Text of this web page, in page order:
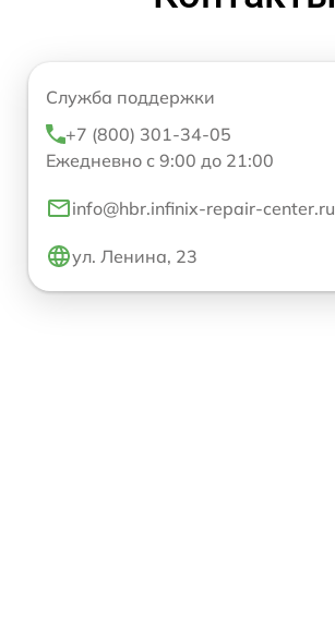
Служба поддержки
+7 (800) 301-34-05
Ежедневно с 9:00 до 21:00
info@hbr.infinix-repair-center.ru
ул. Ленина, 23